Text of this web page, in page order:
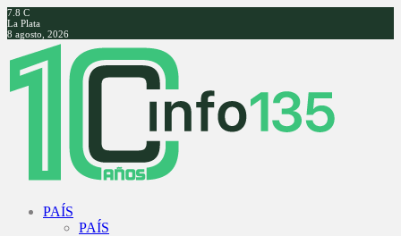
7.8 C
La Plata
8 agosto, 2026
Facebook
Twitter
Instagram
Youtube
PAÍS
PAÍS